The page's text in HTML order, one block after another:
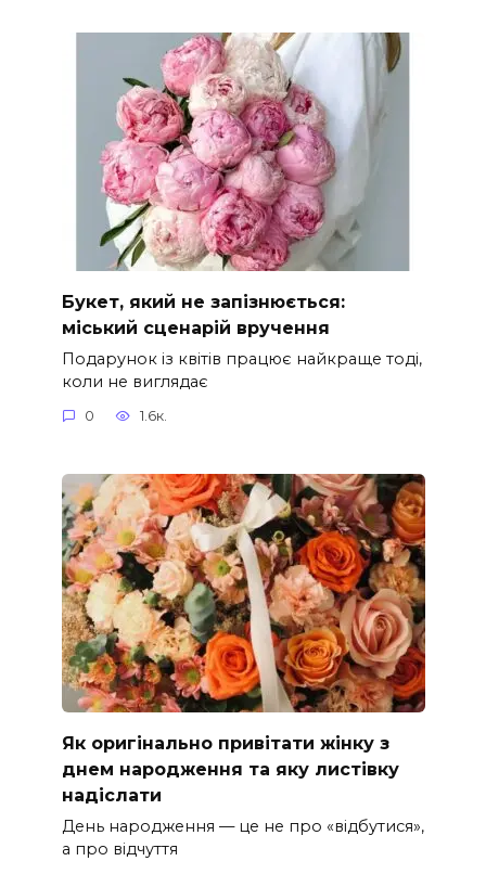
Букет, який не запізнюється:
міський сценарій вручення
Подарунок із квітів працює найкраще тоді,
коли не виглядає
0 1.6к.
Як оригінально привітати жінку з
днем народження та яку листівку
надіслати
День народження — це не про «відбутися»,
а про відчуття